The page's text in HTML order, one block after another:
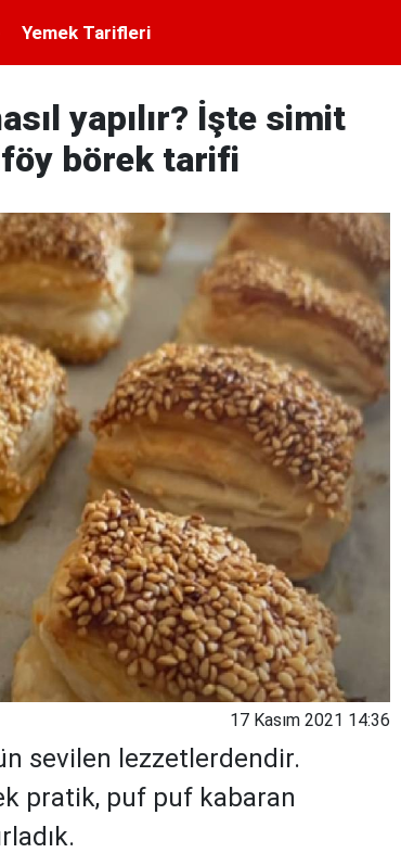
Yemek Tarifleri
yapılır? İşte simit
börek tarifi
17 Kasım 2021 14:36
sevilen lezzetlerdendir.
pratik, puf puf kabaran